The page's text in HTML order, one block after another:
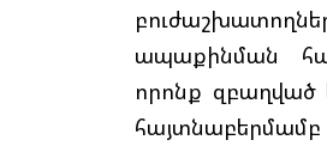
ապաքինման
որոնք զբաղված